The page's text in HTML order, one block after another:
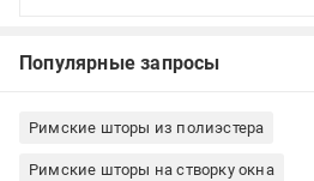
Популярные запросы
Римские шторы из полиэстера
Римские шторы на створку окна